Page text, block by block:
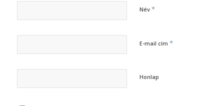
Név *
E-mail cím *
Honlap